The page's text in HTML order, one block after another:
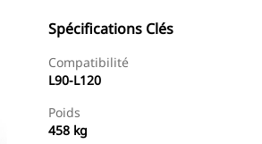
Spécifications Clés
Compatibilité
L90-L120
Poids
458 kg